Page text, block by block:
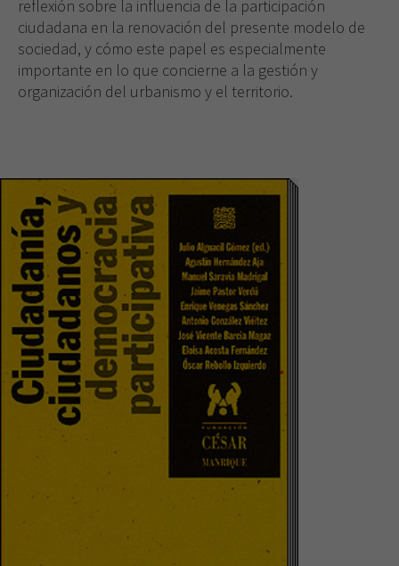
reflexión sobre la influencia de la participación
ciudadana en la renovación del presente modelo de
sociedad, y cómo este papel es especialmente
importante en lo que concierne a la gestión y
organización del urbanismo y el territorio.